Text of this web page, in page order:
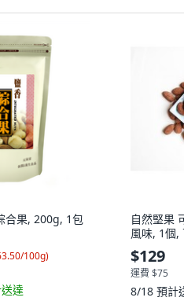
合果, 200g, 1包
100g)
達
自然堅果
風味, 1個,
$129
運費 $75
8/18 預計